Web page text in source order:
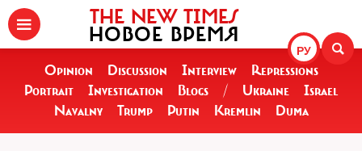
РУ
THE NEW TIMES
НОВОЕ ВРЕМЯ
Opinion Discussion Interview
Repressions
Portrait
Investigation Blogs / Ukraine
Israel
Navalny
Trump Putin Kremlin Duma